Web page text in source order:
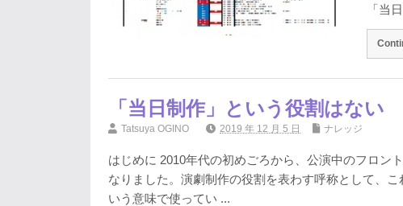
「当
「当日制作」という役割はない
Tatsuya OGINO 2019 年 12 月 5 日 ナレッジ
はじめに 2010年代の初めごろから、公演中のフロン
なりました。演劇制作の役割を表わす呼称として、
いう意味で使ってい ...